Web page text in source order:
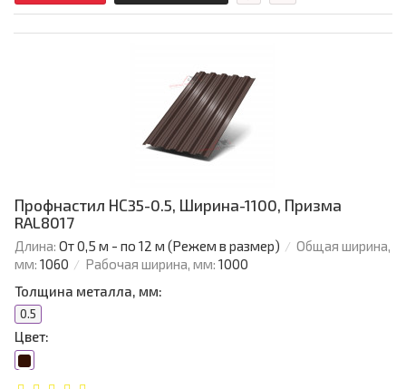
Профнастил НС35-0.5, Ширина-1100, Призма
RAL8017
Длина: От 0,5 м - по 12 м (Режем в размер)
Общая ширина,
мм: 1060 Рабочая ширина, мм: 1000
Толщина металла, мм:
0.5
Цвет: